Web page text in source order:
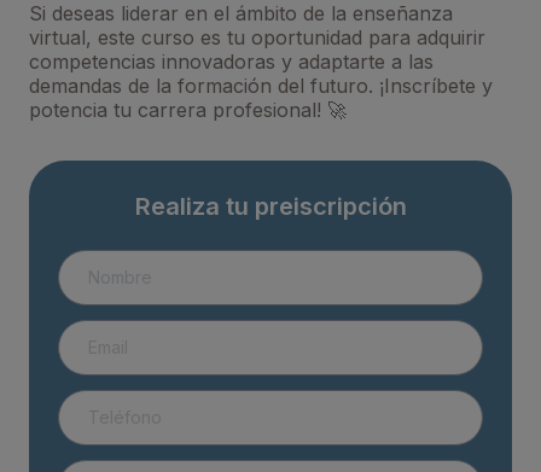
Si deseas liderar en el ámbito de la enseñanza
virtual, este curso es tu oportunidad para adquirir
competencias innovadoras y adaptarte a las
demandas de la formación del futuro. ¡Inscríbete y
potencia tu carrera profesional! 🚀
Realiza tu preiscripción